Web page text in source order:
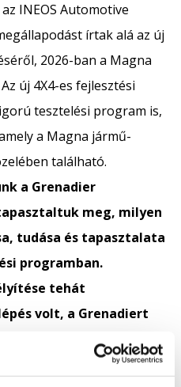
INEOS Automotive
írtak alá az új
2026-ban a Magna
új 4X4-es fejlesztési
tesztelési program is,
a Magna jármű-
található.
a Grenadier
meg, milyen
tudása és tapasztalata
programban.
tehát
volt, a Grenadiert
mint globális
növekedni, ezzel